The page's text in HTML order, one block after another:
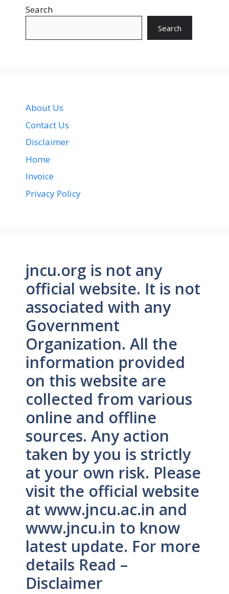
Search
Search
About Us
Contact Us
Disclaimer
Home
Invoice
Privacy Policy
jncu.org is not any
official website. It is not
associated with any
Government
Organization. All the
information provided
on this website are
collected from various
online and offline
sources. Any action
taken by you is strictly
at your own risk. Please
visit the official website
at www.jncu.ac.in and
www.jncu.in to know
latest update. For more
details Read –
Disclaimer